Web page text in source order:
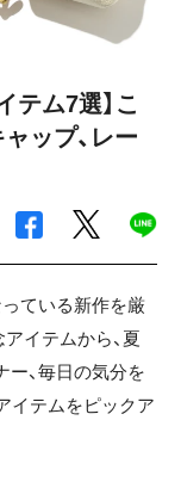
テム7選】こ
ップ、レー
ている新作を厳
イテムから、夏
、毎日の気分を
イテムをピックア